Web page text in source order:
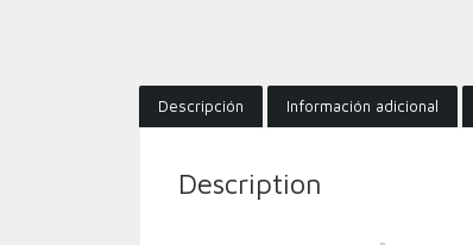
Descripción Información adicional
Description